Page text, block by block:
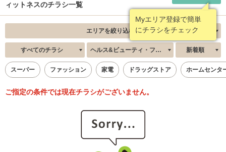
ィットネスのチラシ一覧
Myエリア登録で簡単
にチラシをチェック
エリアを絞り込む
すべてのチラシ ヘルス&ビューティ・フィットネス 新着順
スーパー ファッション 家電 ドラッグストア ホームセンタ
ご指定の条件では現在チラシがございません。